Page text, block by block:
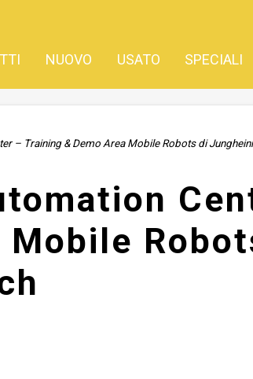
NUOVO USATO SPECIALI
– Training & Demo Area Mobile Robots di
Mobile